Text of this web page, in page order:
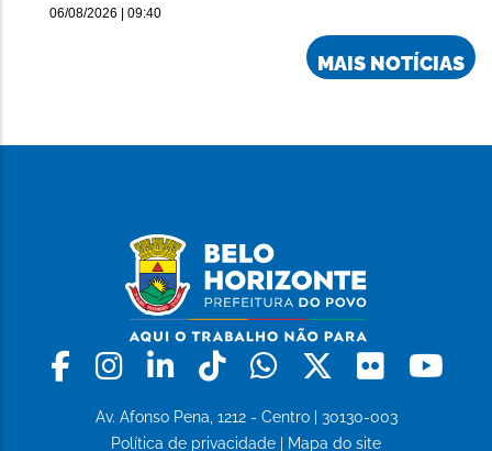
06/08/2026 | 09:40
MAIS NOTÍCIAS
Facebook
Instagram
LinkedinTiktokWhatsapp
X Flickr
Av. Afonso Pena, 1212 - Centro | 30130-003
Política de privacidade
Mapa do site